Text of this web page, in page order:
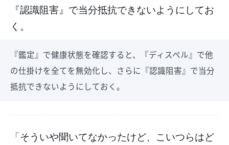
『認識阻害』で当分抵抗できないようにしてお
く。
『鑑定』で健康状態を確認すると、『ディスペル』で他
の仕掛けを全てを無効化し、さらに『認識阻害』で当分
抵抗できないようにしておく。
「そういや聞いてなかったけど、こいつらはど